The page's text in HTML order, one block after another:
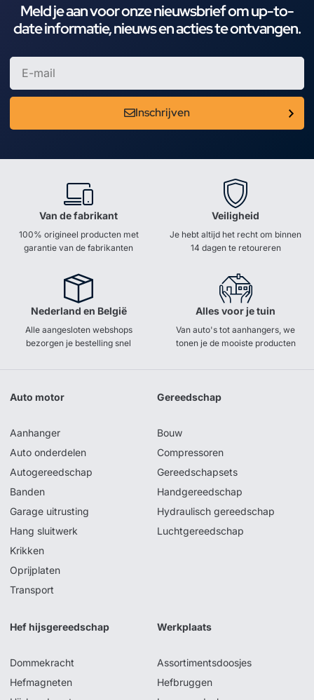
Meld je aan voor onze nieuwsbrief om up-to-
date informatie, nieuws en acties te ontvangen.
Inschrijven
Van de fabrikant
100% origineel producten met
garantie van de fabrikanten
Veiligheid
Je hebt altijd het recht om binnen
14 dagen te retoureren
Nederland en België
Alle aangesloten webshops
bezorgen je bestelling snel
Alles voor je tuin
Van auto's tot aanhangers, we
tonen je de mooiste producten
Auto motor
Aanhanger
Auto onderdelen
Autogereedschap
Banden
Garage uitrusting
Hang sluitwerk
Krikken
Oprijplaten
Transport
Gereedschap
Bouw
Compressoren
Gereedschapsets
Handgereedschap
Hydraulisch gereedschap
Luchtgereedschap
Hef hijsgereedschap
Dommekracht
Hefmagneten
Werkplaats
Assortimentsdoosjes
Hefbruggen